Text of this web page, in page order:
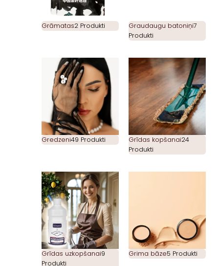
Grāmatas2 Produkti Graudaugu batoniņi7
Produkti
Gredzeni49 Produkti Grīdas kopšanai24
Produkti
Grīdas uzkopšanai9
Produkti
Grima bāze5 Produkti